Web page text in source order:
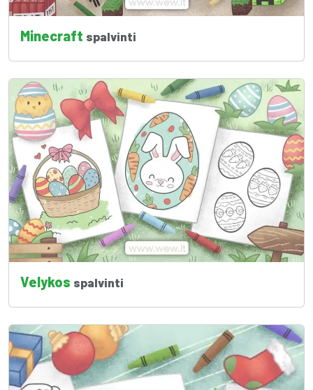
Minecraft spalvinti
Velykos spalvinti